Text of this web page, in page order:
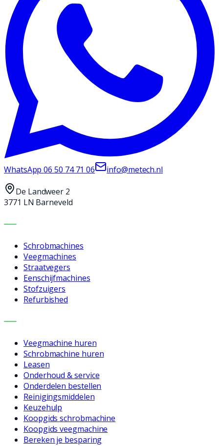
WhatsApp06 50 74 71 06 info@metech.nl
De Landweer 2
3771 LN Barneveld
MACHINES
Schrobmachines
Veegmachines
Straatvegers
Eenschijfmachines
Stofzuigers
Refurbished
DIENSTEN
Veegmachine huren
Schrobmachine huren
Leasen
Onderhoud & service
Onderdelen bestellen
Reinigingsmiddelen
Keuzehulp
Koopgids schrobmachine
Koopgids veegmachine
Bereken je besparing